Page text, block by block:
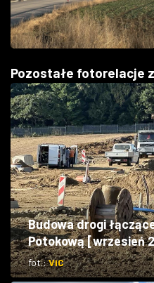
Pozostałe fotorelacje
Budowa drogi
Potokową [wrzesień
fot.:ViC